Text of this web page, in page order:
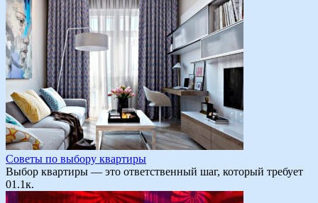
Советы по выбору квартиры
Выбор квартиры — это ответственный шаг, который требует
01.1к.